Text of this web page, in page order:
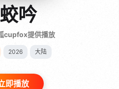
吟
cupfox提供播放
2026 大陆
即播放